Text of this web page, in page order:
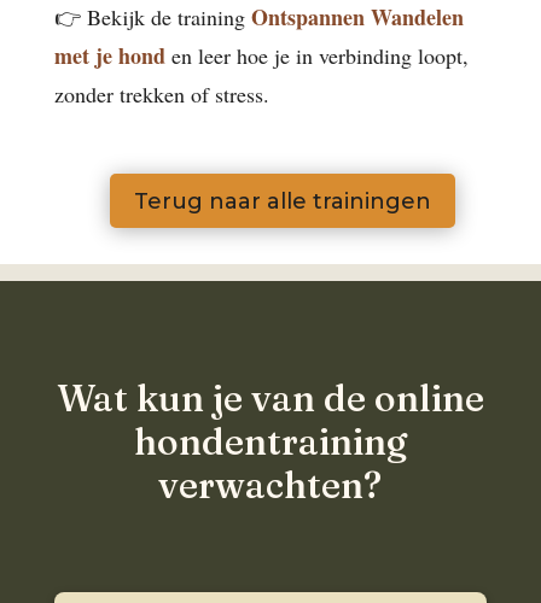
👉 Bekijk de training Ontspannen Wandelen
met je honden leer hoe je in verbinding loopt,
zonder trekken of stress.
Terug naar alle trainingen
Wat kun je van de online
hondentraining
verwachten?